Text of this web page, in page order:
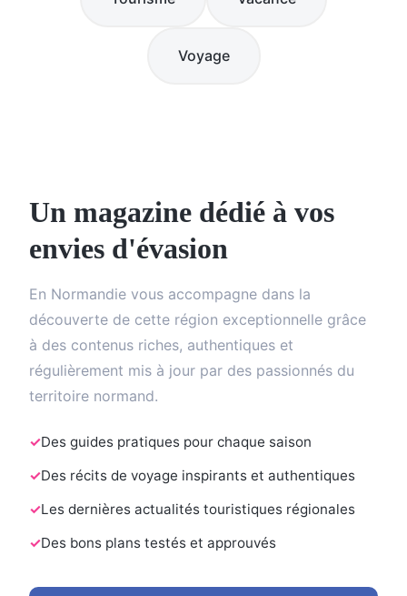
Voyage
Un magazine dédié à vos
envies d'évasion
En Normandie vous accompagne dans la
découverte de cette région exceptionnelle grâce
à des contenus riches, authentiques et
régulièrement mis à jour par des passionnés du
territoire normand.
Des guides pratiques pour chaque saison
Des récits de voyage inspirants et authentiques
Les dernières actualités touristiques régionales
Des bons plans testés et approuvés